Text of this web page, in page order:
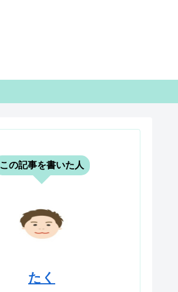
この記事を書いた人
たく